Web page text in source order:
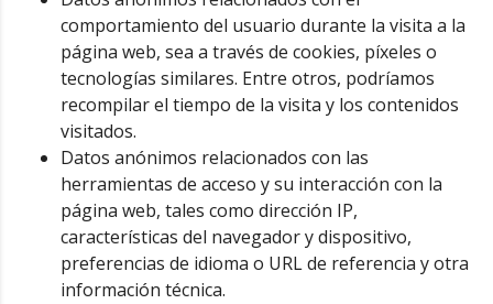
comportamiento del usuario durante la visita a la
página web, sea a través de cookies, píxeles o
tecnologías similares. Entre otros, podríamos
recompilar el tiempo de la visita y los contenidos
visitados.
Datos anónimos relacionados con las
herramientas de acceso y su interacción con la
página web, tales como dirección IP,
características del navegador y dispositivo,
preferencias de idioma o URL de referencia y otra
información técnica.